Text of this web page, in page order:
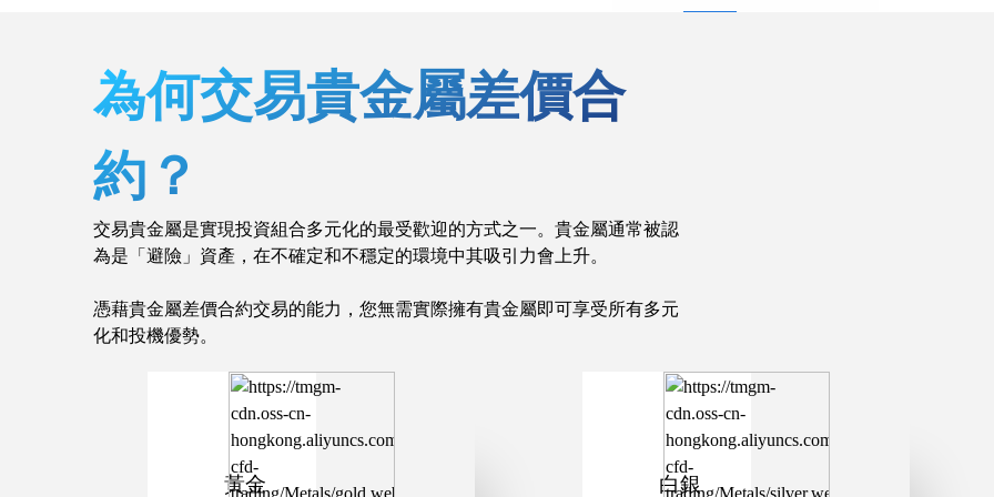
為何交易貴金屬差價合
約？
交易貴金屬是實現投資組合多元化的最受歡迎的方式之一。貴金屬通常被認
為是「避險」資產，在不確定和不穩定的環境中其吸引力會上升。
憑藉貴金屬差價合約交易的能力，您無需實際擁有貴金屬即可享受所有多元
化和投機優勢。
黃金 白銀